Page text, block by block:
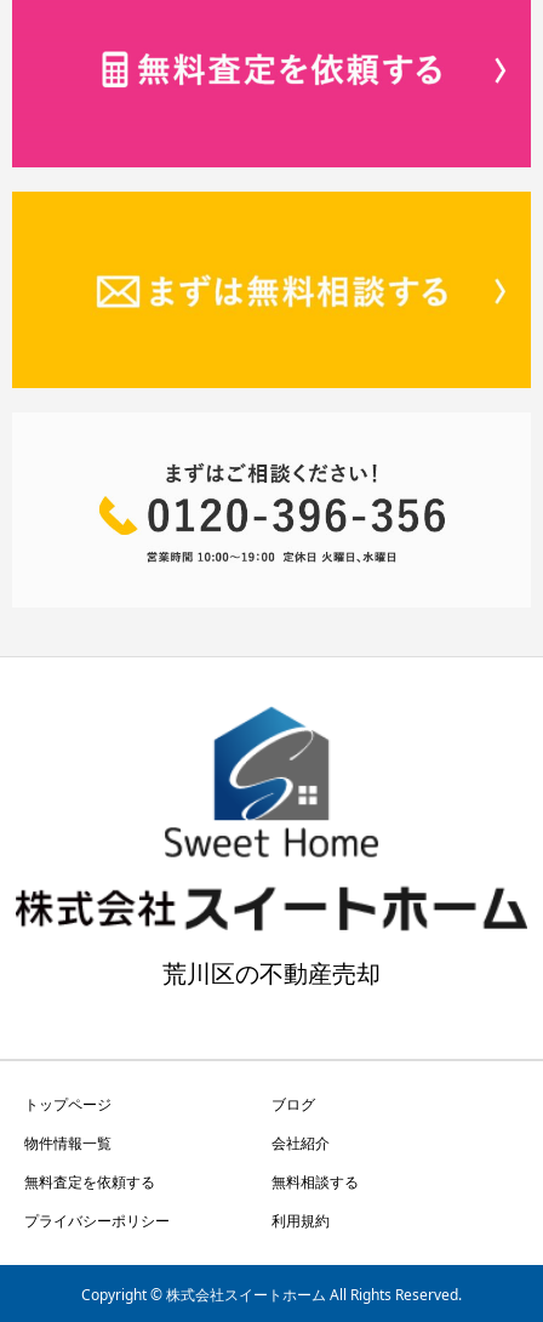
荒川区の不動産売却
トップページ
ブログ
物件情報一覧
会社紹介
無料査定を依頼する
無料相談する
プライバシーポリシー
利用規約
Copyright © 株式会社スイートホーム All Rights Reserved.
無料査定・物件のお問い合わせ